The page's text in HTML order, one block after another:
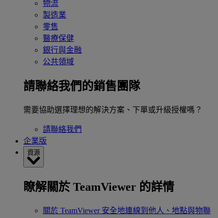
物流
製造業
零售
醫療保健
銀行與金融
公共領域
請聯絡我們的銷售團隊
需要協助選擇理想的解決方案、下單或升級授權嗎？
請聯絡我們
企業版
資源
瞭解關於 TeamViewer 的詳情
關於 TeamViewer 安全地連線到他人、地點與物聯